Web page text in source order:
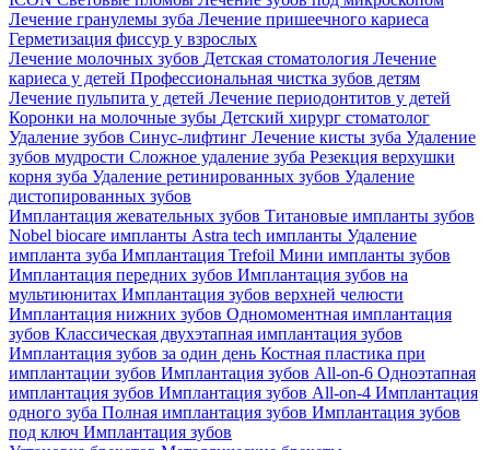
Лечение гранулемы зуба Лечение пришеечного кариеса
Герметизация фиссур у взрослых
Лечение молочных зубов Детская стоматология Лечение
кариеса у детей Профессиональная чистка зубов детям
Лечение пульпита у детей Лечение периодонтитов у детей
Коронки на молочные зубы Детский хирург стоматолог
Удаление зубов Синус-лифтинг Лечение кисты зуба Удаление
зубов мудрости Сложное удаление зуба Резекция верхушки
корня зуба Удаление ретинированных зубов Удаление
дистопированных зубов
Имплантация жевательных зубов Титановые импланты зубов
Nobel biocare импланты Astra tech импланты Удаление
импланта зуба Имплантация Trefoil Мини импланты зубов
Имплантация передних зубов Имплантация зубов на
мультиюнитах Имплантация зубов верхней челюсти
Имплантация нижних зубов Одномоментная имплантация
зубов Классическая двухэтапная имплантация зубов
Имплантация зубов за один день Костная пластика при
имплантации зубов Имплантация зубов All-on-6 Одноэтапная
имплантация зубов Имплантация зубов All-on-4 Имплантация
одного зуба Полная имплантация зубов Имплантация зубов
под ключ Имплантация зубов